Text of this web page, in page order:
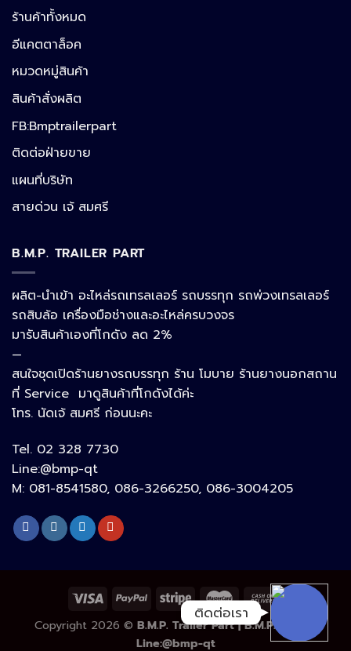
ร้านค้าทั้งหมด
อีแคตตาล็อค
หมวดหมู่สินค้า
สินค้าสั่งผลิต
FB:Bmptrailerpart
ติดต่อฝ่ายขาย
แผนที่บริษัท
สายด่วน เจ้ สมศรี
B.M.P. TRAILER PART
ผลิต-นำเข้า อะไหล่รถเทรลเลอร์ รถบรรทุก รถพ่วงเทรลเลอร์
รถสิบล้อ เครื่องมือช่างและอะไหล่ครบวงจร
มารับสินค้าเองที่โกดัง ลด 2%
—
สนใจชุดเปิดร้านยางรถบรรทุก ร้าน โมบาย ร้านยางนอกสถาน
ที่ Service มาดูสินค้าที่โกดังได้ค่ะ
โทร. นัดเจ้ สมศรี ก่อนนะคะ
Tel. 02 328 7730
Line:@bmp-qt
M: 081-8541580, 086-3266250, 086-3004205
Copyright 2026 © B.M.P. Trailer Part | B.M.P. Truck |
Line:@bmp-qt
ติดต่อเรา